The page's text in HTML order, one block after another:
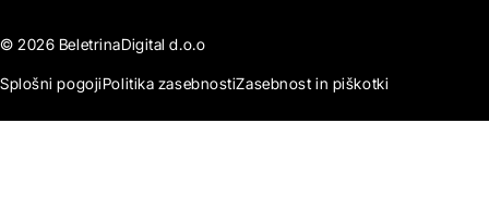
© 2026 BeletrinaDigital d.o.o
Splošni pogojiPolitika zasebnostiZasebnost in piškotki